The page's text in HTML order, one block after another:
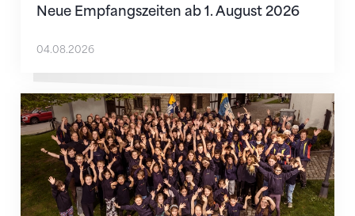
Neue Empfangszeiten ab 1. August 2026
04.08.2026
Mitmachen ist selbstverständlich